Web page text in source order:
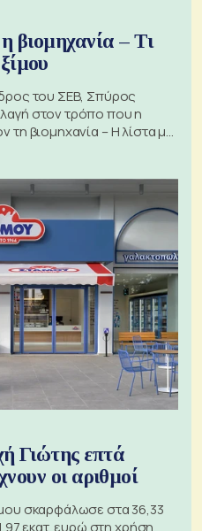
βιομηχανία – Τι
του ΣΕΒ, Σπύρος
στον τρόπο που η
τη βιομηχανία – Η λίστα με
Γιώτης επτά
οι αριθμοί
σκαρφάλωσε στα 36,33
εκατ. ευρώ στη χρήση